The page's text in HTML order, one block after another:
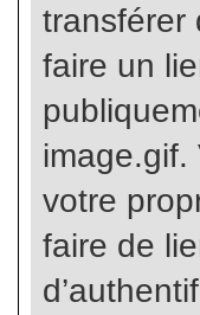
transférer
faire un
votre
faire de